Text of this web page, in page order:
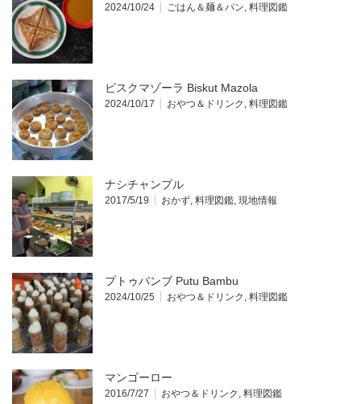
2024/10/24 ごはん＆麺＆パン 料理図鑑
ビスクマゾーラ Biskut Mazola
2024/10/17 おやつ＆ドリンク 料理図鑑
ナシチャンプル
2017/5/19 おかず 料理図鑑 現地情報
プトゥバンブ Putu Bambu
2024/10/25 おやつ＆ドリンク 料理図鑑
マンゴーロー
2016/7/27 おやつ＆ドリンク 料理図鑑